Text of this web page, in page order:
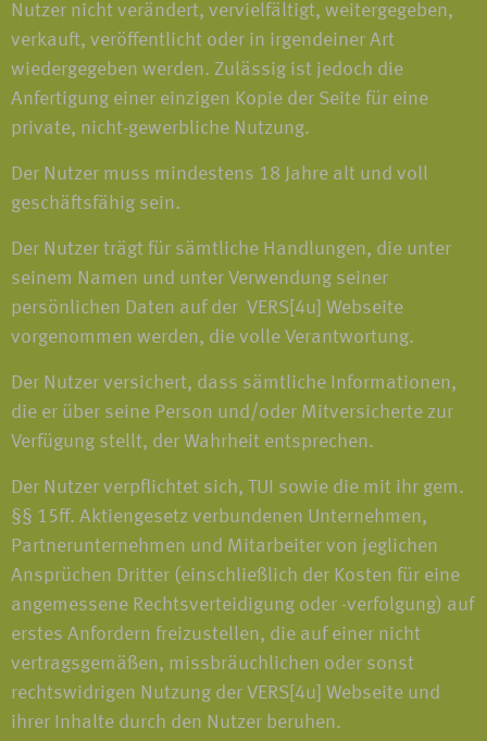
Nutzer nicht verändert, vervielfältigt, weitergegeben,
verkauft, veröffentlicht oder in irgendeiner Art
wiedergegeben werden. Zulässig ist jedoch die
Anfertigung einer einzigen Kopie der Seite für eine
private, nicht-gewerbliche Nutzung.
Der Nutzer muss mindestens 18 Jahre alt und voll
geschäftsfähig sein.
Der Nutzer trägt für sämtliche Handlungen, die unter
seinem Namen und unter Verwendung seiner
persönlichen Daten auf der VERS[4u] Webseite
vorgenommen werden, die volle Verantwortung.
Der Nutzer versichert, dass sämtliche Informationen,
die er über seine Person und/oder Mitversicherte zur
Verfügung stellt, der Wahrheit entsprechen.
Der Nutzer verpflichtet sich, TUI sowie die mit ihr gem.
§§ 15ff. Aktiengesetz verbundenen Unternehmen,
Partnerunternehmen und Mitarbeiter von jeglichen
Ansprüchen Dritter (einschließlich der Kosten für eine
angemessene Rechtsverteidigung oder -verfolgung) auf
erstes Anfordern freizustellen, die auf einer nicht
vertragsgemäßen, missbräuchlichen oder sonst
rechtswidrigen Nutzung der VERS[4u] Webseite und
ihrer Inhalte durch den Nutzer beruhen.